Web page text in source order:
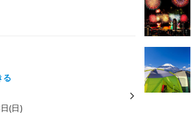
る
(日)